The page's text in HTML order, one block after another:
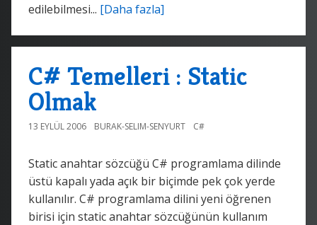
edilebilmesi... [Daha fazla]
C# Temelleri : Static
Olmak
13 EYLÜL 2006 BURAK-SELIM-SENYURT C#
Static anahtar sözcüğü C# programlama dilinde
üstü kapalı yada açık bir biçimde pek çok yerde
kullanılır. C# programlama dilini yeni öğrenen
birisi için static anahtar sözcüğünün kullanım